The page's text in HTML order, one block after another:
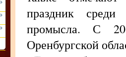
праздник среди
промысла. С
Оренбургской